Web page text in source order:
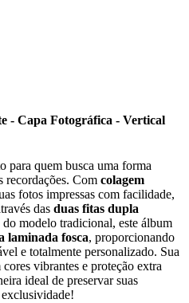
- Capa Fotográfica - Vertical
para quem busca uma forma
recordações. Com colagem
fotos impressas com facilidade,
das duas fitas dupla
modelo tradicional, este álbum
laminada fosca, proporcionando
e totalmente personalizado. Sua
vibrantes e proteção extra
ideal de preservar suas